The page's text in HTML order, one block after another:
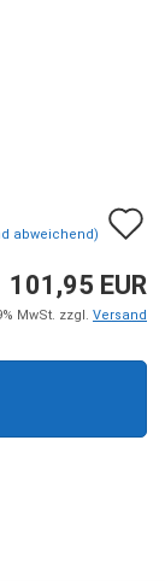
abweichend)
101,95 EUR
MwSt. zzgl. Versand